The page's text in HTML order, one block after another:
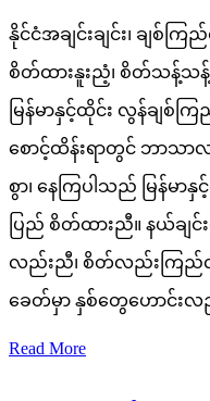
နိုင်ငံအချင်းချင်း၊ ချစ်က
စိတ်ထားနူးညံ့၊ စိတ်သန့်
မြန်မာနှင့်ထိုင်း လွန်ချစ်ကြ
စောင့်ထိန်းရာတွင် ဘာသာ
စွာ၊ နေကြပါသည် မြန်မာ
ပြည် စိတ်ထားညီ။ နယ်ချင်
လည်းညီ၊ စိတ်လည်းကြည်လ
ခေတ်မှာ နှစ်တွေဟောင်းလ
Read More